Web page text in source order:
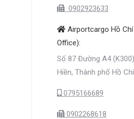
0902923633
Airportcargo Hồ
Office):
Số 87 Đường A4
Hiền, Thành phố Hồ
0795166689
0902268618